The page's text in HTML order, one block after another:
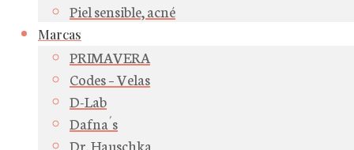
Piel sensible, acné
Marcas
PRIMAVERA
Codes – Velas
D-Lab
Dafna´s
Dr. Hauschka